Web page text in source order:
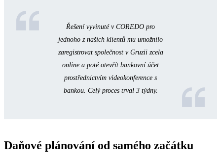
Řešení vyvinuté v COREDO pro
jednoho z našich klientů mu umožnilo
zaregistrovat společnost v Gruzii zcela
online a poté otevřít bankovní účet
prostřednictvím videokonference s
bankou. Celý proces trval 3 týdny.
Daňové plánování od samého začátku